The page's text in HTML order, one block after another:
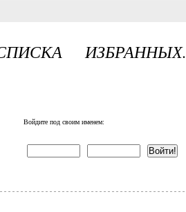
ИЗБРАННЫХ.
Войдите под своим именем: